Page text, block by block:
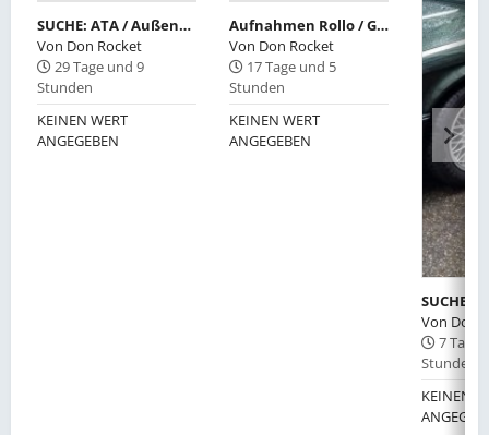
SUCHE: ATA / Außentemperaturanzeige
Von Don Rocket
29 Tage und 9
Stunden
KEINEN WERT
ANGEGEBEN
Aufnahmen Rollo / Gepäckraumabtrennung E30 Touring, Farbe natur
Von Don Rocket
17 Tage und 5
Stunden
KEINEN WERT
ANGEGEBEN
Von Don
7 Tage
Stunden
KEINEN